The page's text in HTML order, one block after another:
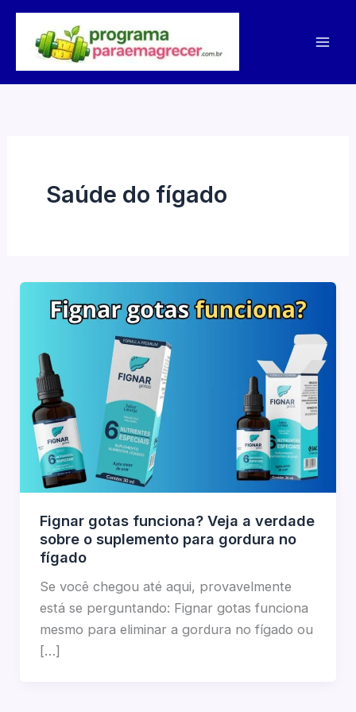
conteúdo
Saúde do fígado
Fignar gotas funciona? Veja a verdade
sobre o suplemento para gordura no
fígado
Se você chegou até aqui, provavelmente
está se perguntando: Fignar gotas funciona
mesmo para eliminar a gordura no fígado ou
[…]